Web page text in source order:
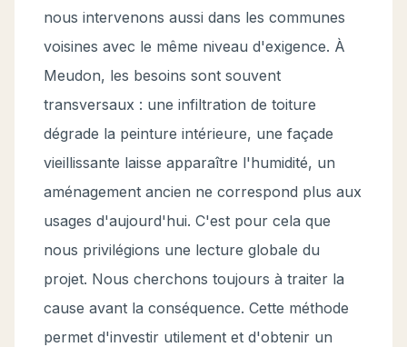
nous intervenons aussi dans les communes
voisines avec le même niveau d'exigence. À
Meudon, les besoins sont souvent
transversaux : une infiltration de toiture
dégrade la peinture intérieure, une façade
vieillissante laisse apparaître l'humidité, un
aménagement ancien ne correspond plus aux
usages d'aujourd'hui. C'est pour cela que
nous privilégions une lecture globale du
projet. Nous cherchons toujours à traiter la
cause avant la conséquence. Cette méthode
permet d'investir utilement et d'obtenir un